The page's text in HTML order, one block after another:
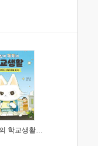
고양이 제제의 학교생활 1 : 초등학생이 이렇게 힘들 줄이야